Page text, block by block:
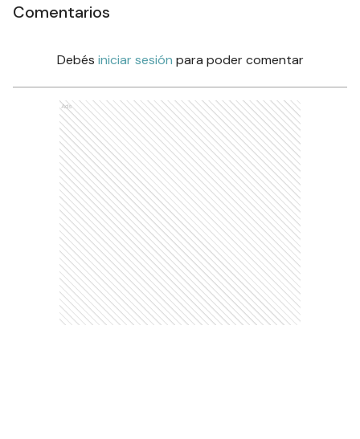
Comentarios
Debés iniciar sesión para poder comentar
Ads